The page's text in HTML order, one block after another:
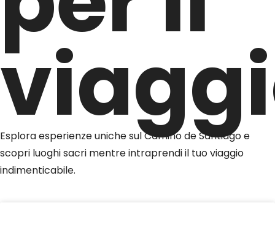
Esplora esperienze uniche sul Camino de Santiago e
scopri luoghi sacri mentre intraprendi il tuo viaggio
indimenticabile.